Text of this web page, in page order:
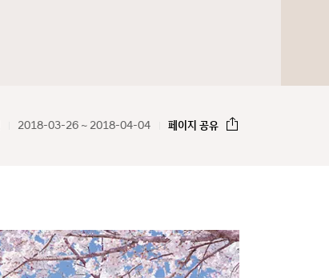
2018-03-26 ~ 2018-04-04 페이지 공유